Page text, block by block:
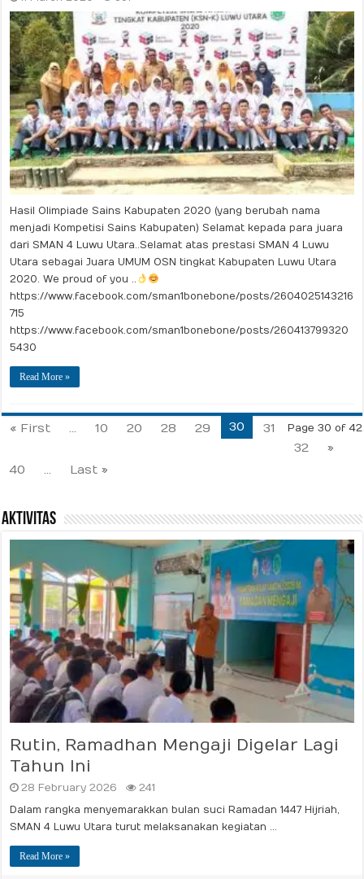
Hasil Olimpiade Sains Kabupaten 2020 (yang berubah nama
menjadi Kompetisi Sains Kabupaten) Selamat kepada para juara
dari SMAN 4 Luwu Utara..Selamat atas prestasi SMAN 4 Luwu
Utara sebagai Juara UMUM OSN tingkat Kabupaten Luwu Utara
2020. We proud of you ..
https://www.facebook.com/sman1bonebone/posts/2604025143216
715
https://www.facebook.com/sman1bonebone/posts/260413799320
5430
Read More »
Page 30 of 42
« First ... 10 20 28 29 30
31
32
»
40
... Last »
Aktivitas
Rutin, Ramadhan Mengaji Digelar Lagi
Tahun Ini
28 February 2026 241
Dalam rangka menyemarakkan bulan suci Ramadan 1447 Hijriah,
SMAN 4 Luwu Utara turut melaksanakan kegiatan …
Read More »